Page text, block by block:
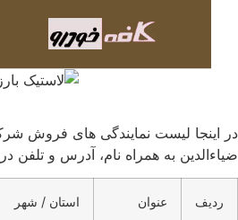
اینجا لیست نمایندگی های فروش شرکت
به همراه نام، آدرس و تلفن
ردیف عنوان استان / شهر